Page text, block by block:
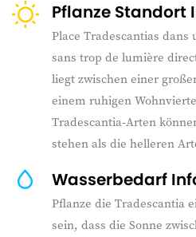
Pflanze Standort
Place Tradescantias
sans trop de lumière
liegt zwischen einer
einem ruhigen
Tradescantia-Arten
stehen als die helleren
Wasserbedarf
Pflanze die Tradescantia
sein, dass die Sonne